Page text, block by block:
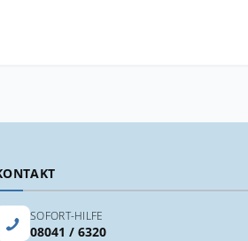
SOFORT-HILFE
08041 / 6320